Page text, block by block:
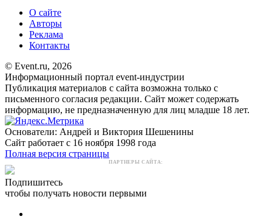
О сайте
Авторы
Реклама
Контакты
© Event.ru, 2026
Информационный портал event-индустрии
Публикация материалов с сайта возможна только с
письменного согласия редакции. Сайт может содержать
информацию, не предназначенную для лиц младше 18 лет.
Основатели: Андрей и Виктория Шешенины
Сайт работает с 16 ноября 1998 года
Полная версия страницы
ПАРТНЕРЫ САЙТА:
Подпишитесь
чтобы получать новости первыми